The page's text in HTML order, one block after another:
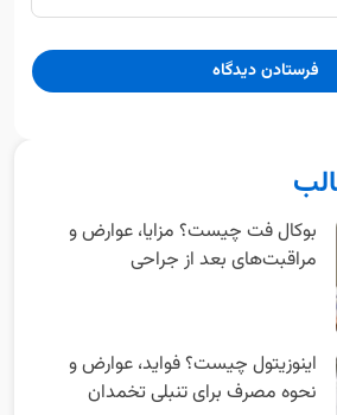
بوکال فت چیست؟ مزایا، عوارض و
مراقبت‌های بعد از جراحی
اینوزیتول چیست؟ فواید، عوارض و
نحوه مصرف برای تنبلی تخمدان